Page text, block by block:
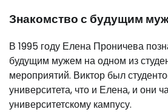
Знакомство с будущим
В 1995 году Елена Проничева
будущим мужем на одном из
мероприятий. Виктор был
университета, что и Елена, и они
университетскому кампусу.